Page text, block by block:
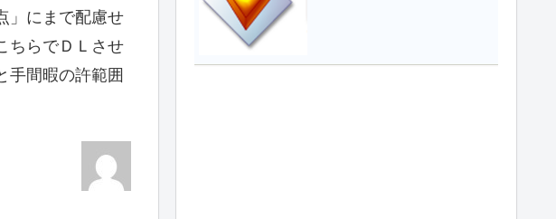
」にまで配慮せ
ちらでＤＬさせ
手間暇の許範囲